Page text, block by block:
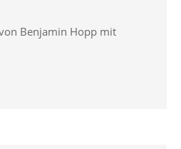
Benjamin Hopp mit